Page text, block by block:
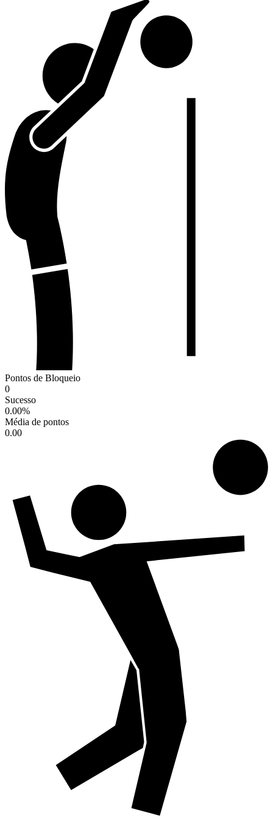
Pontos de Bloqueio
0
Sucesso
0.00%
Média de pontos
0.00